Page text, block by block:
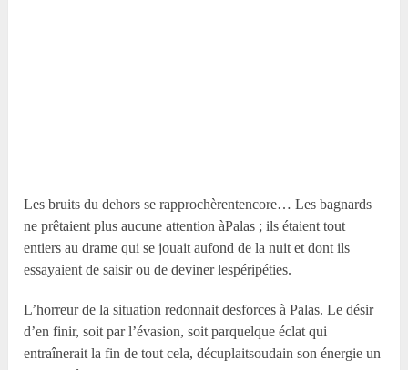
Les bruits du dehors se rapprochèrentencore… Les bagnards
ne prêtaient plus aucune attention àPalas ; ils étaient tout
entiers au drame qui se jouait aufond de la nuit et dont ils
essayaient de saisir ou de deviner lespéripéties.
L’horreur de la situation redonnait desforces à Palas. Le désir
d’en finir, soit par l’évasion, soit parquelque éclat qui
entraînerait la fin de tout cela, décuplaitsoudain son énergie un